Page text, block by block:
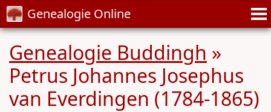
Genealogie Online
Genealogie Buddingh »
Petrus Johannes Josephus
van Everdingen (1784-1865)